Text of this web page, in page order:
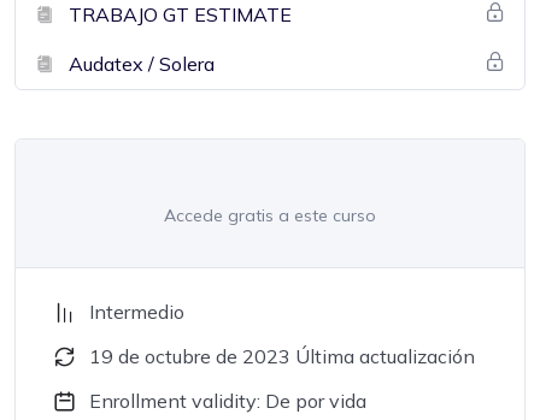
TRABAJO GT ESTIMATE
Audatex / Solera
Accede gratis a este curso
Intermedio
19 de octubre de 2023 Última actualización
Enrollment validity: De por vida